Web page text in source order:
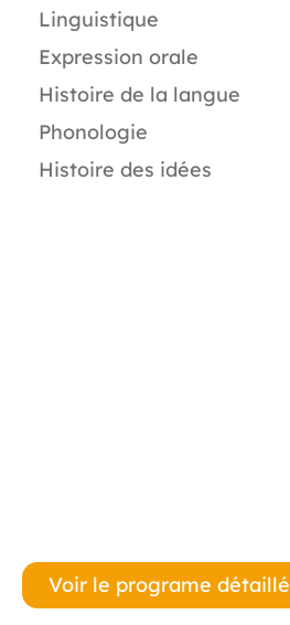
Linguistique
Expression orale
Histoire de la langue
Phonologie
Histoire des idées
Voir le programe détaillé